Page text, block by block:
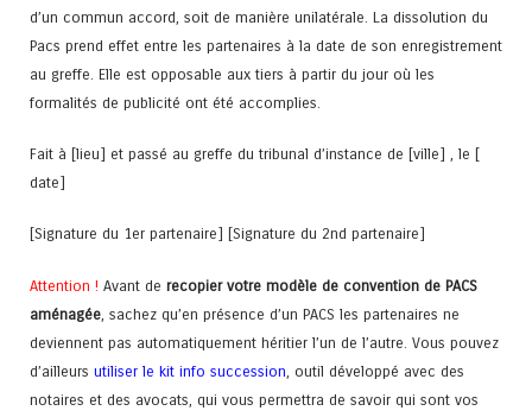
d’un commun accord, soit de manière unilatérale. La dissolution du
Pacs prend effet entre les partenaires à la date de son enregistrement
au greffe. Elle est opposable aux tiers à partir du jour où les
formalités de publicité ont été accomplies.
Fait à [lieu] et passé au greffe du tribunal d’instance de [ville] , le [
date]
[Signature du 1er partenaire] [Signature du 2nd partenaire]
Attention ! Avant de recopier votre modèle de convention de PACS
aménagée , sachez qu’en présence d’un PACS les partenaires ne
deviennent pas automatiquement héritier l’un de l’autre. Vous pouvez
d’ailleurs utiliser le kit info succession , outil développé avec des
notaires et des avocats, qui vous permettra de savoir qui sont vos